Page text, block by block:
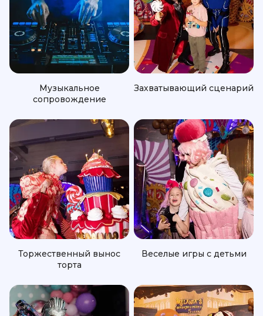
Музыкальное
сопровождение
Захватывающий сценарий
Торжественный вынос
торта
Веселые игры с детьми